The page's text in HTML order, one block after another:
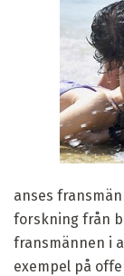
anses
forskning från
fransmännen i
exempel på